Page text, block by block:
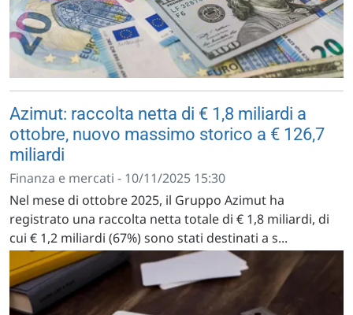
Azimut: raccolta netta di € 1,8 miliardi a
ottobre, nuovo massimo storico a € 126,7
miliardi
Finanza e mercati - 10/11/2025 15:30
Nel mese di ottobre 2025, il Gruppo Azimut ha
registrato una raccolta netta totale di € 1,8 miliardi, di
cui € 1,2 miliardi (67%) sono stati destinati a s...